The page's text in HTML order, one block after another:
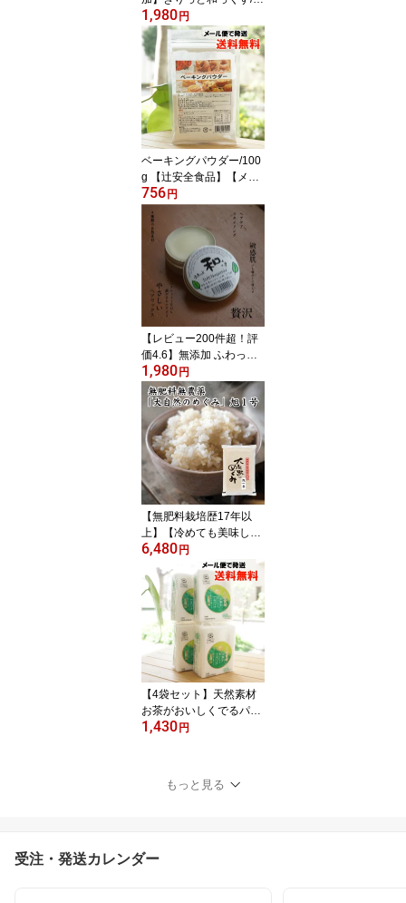
8g【ヘアワックス】【ハ
ンドクリーム】【健康ス
トア健友館】【送料無
料】 無添加 ワックス Hai
r Wax 安心 ヘアーワック
ス 健康ストア健友館
1,980 円
ベーキングパウダー/100
g 【辻安全食品】【メー
ル便の場合、送料無料】
756 円
【レビュー200件超！評
価4.6】無添加 ふわっと
和っくす/38g【健康スト
ア健友館】【送料無料】
【ヘアワックス】 無添加
ヘアワックス ワックス H
air Wax ハンドクリーム
安心 ヘアーワックス 健
康ストア健友館
1,980 円
【無肥料栽培歴17年以
上】【冷めても美味し
い！】【幻の希少品種】
お弁当やおにぎりに あっ
さりとした味わい 無肥料
無農薬 「大自然のめぐ
み」旭1号 旭一号 玄米 /5
kg【熊本県産】【精米可
能】 令和7年産 シャリに
合う米 大粒 ササニシキ
系 コシヒカリの先祖 栽
培者限定
6,480 円
【4袋セット】天然素材
お茶がおいしくでるパッ
ク/60枚×4袋【スバル】
合、送料無料】
1,430 円
もっと見る
受注・発送カレンダー